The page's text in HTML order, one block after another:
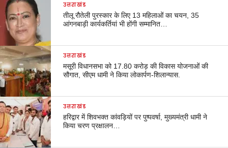
उत्तराखंड
तीलू रौतेली पुरस्कार के लिए 13 महिलाओं का चयन, 35
आंगनबाड़ी कार्यकर्तियां भी होंगी सम्मानित…
उत्तराखंड
मसूरी विधानसभा को 17.80 करोड़ की विकास योजनाओं की
सौगात, सीएम धामी ने किया लोकार्पण-शिलान्यास.
उत्तराखंड
हरिद्वार में शिवभक्त कांवड़ियों पर पुष्पवर्षा, मुख्यमंत्री धामी ने
किया चरण प्रक्षालन…